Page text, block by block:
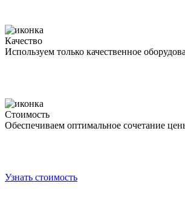
Качество
Используем только качественное
Стоимость
Обеспечиваем оптимальное сочетание
Узнать стоимость